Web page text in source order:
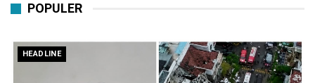
POPULER
HEADLINE